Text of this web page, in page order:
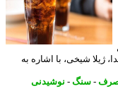
شیخی، با اشاره به
- سنگ-نوشیدنی